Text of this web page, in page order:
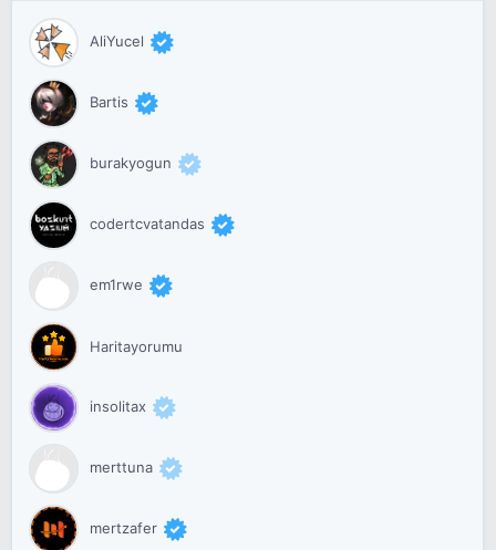
AliYucel
Bartis
burakyogun
codertcvatandas
em1rwe
Haritayorumu
insolitax
merttuna
mertzafer